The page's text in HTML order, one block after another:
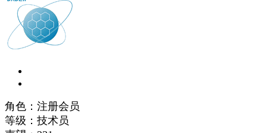
角色：注册会员
等级：技术员